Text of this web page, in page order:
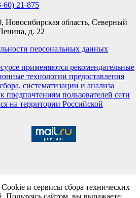
60) 21-875
Новосибирская область, Северный
д. 22
персональных данных
применяются рекомендательные
технологии предоставления
систематизации и анализа
предпочтениям пользователей сети
на территории Российской
и сервисы сбора технических